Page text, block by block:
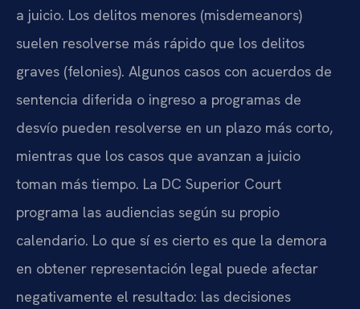
a juicio. Los delitos menores (misdemeanors)
suelen resolverse más rápido que los delitos
graves (felonies). Algunos casos con acuerdos de
sentencia diferida o ingreso a programas de
desvío pueden resolverse en un plazo más corto,
mientras que los casos que avanzan a juicio
toman más tiempo. La DC Superior Court
programa las audiencias según su propio
calendario. Lo que sí es cierto es que la demora
en obtener representación legal puede afectar
negativamente el resultado: las decisiones